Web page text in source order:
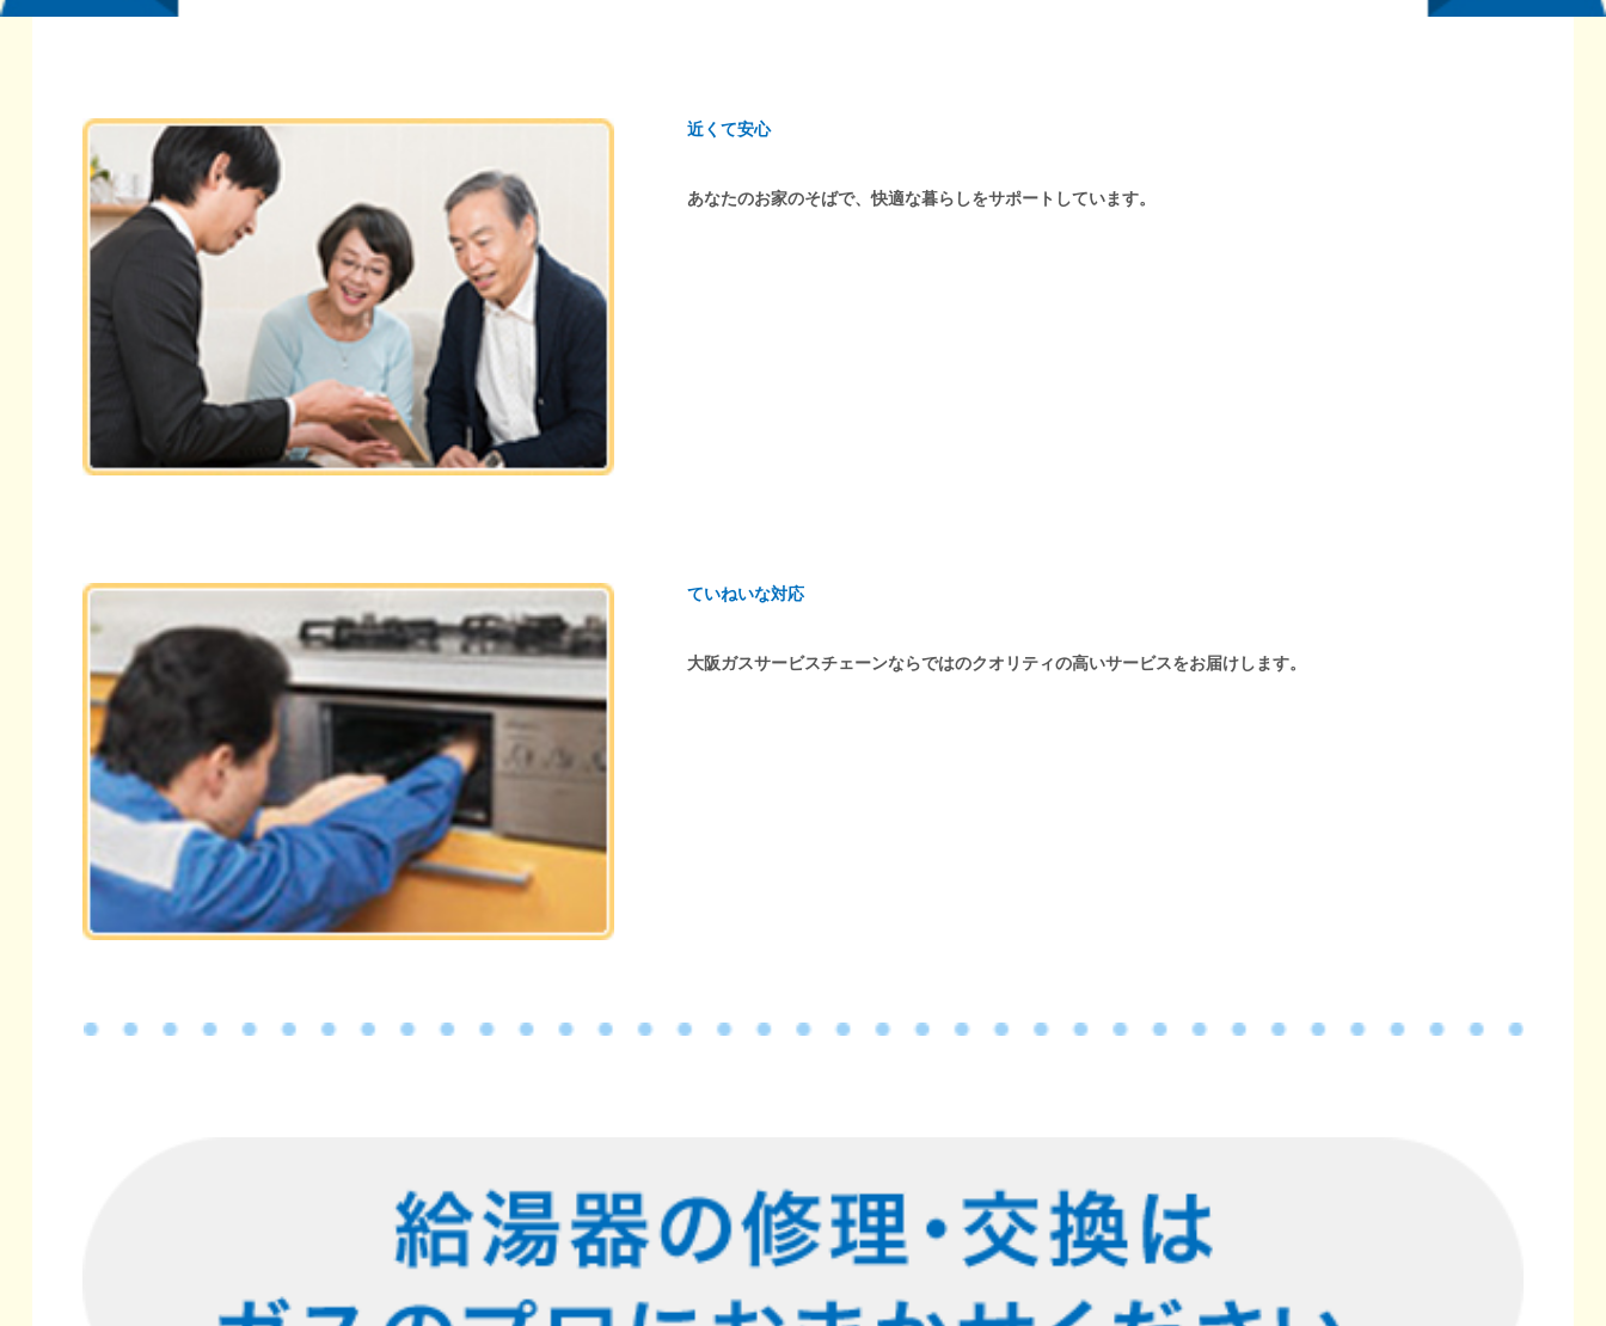
近くて安心
あなたのお家のそばで、快適な暮らしをサポートしています。
ていねいな対応
大阪ガスサービスチェーンならではのクオリティの高いサービスをお届けします。